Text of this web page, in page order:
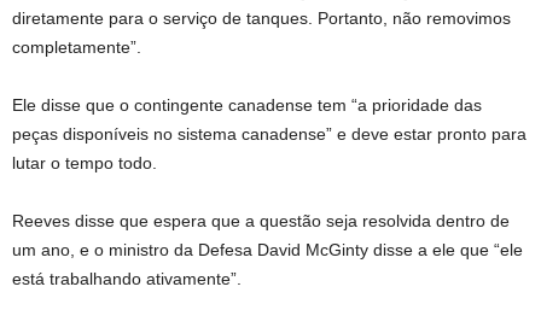
diretamente para o serviço de tanques. Portanto, não removimos
completamente”.
Ele disse que o contingente canadense tem “a prioridade das
peças disponíveis no sistema canadense” e deve estar pronto para
lutar o tempo todo.
Reeves disse que espera que a questão seja resolvida dentro de
um ano, e o ministro da Defesa David McGinty disse a ele que “ele
está trabalhando ativamente”.